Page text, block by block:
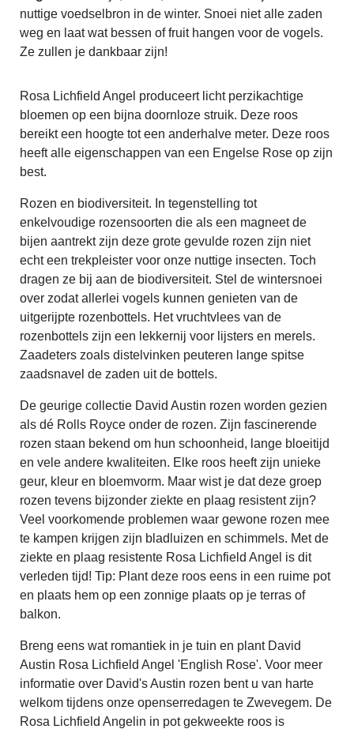
nuttige voedselbron in de winter. Snoei niet alle zaden
weg en laat wat bessen of fruit hangen voor de vogels.
Ze zullen je dankbaar zijn!
Rosa Lichfield Angel produceert licht perzikachtige
bloemen op een bijna doornloze struik. Deze roos
bereikt een hoogte tot een anderhalve meter. Deze roos
heeft alle eigenschappen van een Engelse Rose op zijn
best.
Rozen en biodiversiteit. In tegenstelling tot
enkelvoudige rozensoorten die als een magneet de
bijen aantrekt zijn deze grote gevulde rozen zijn niet
echt een trekpleister voor onze nuttige insecten. Toch
dragen ze bij aan de biodiversiteit. Stel de wintersnoei
over zodat allerlei vogels kunnen genieten van de
uitgerijpte rozenbottels. Het vruchtvlees van de
rozenbottels zijn een lekkernij voor lijsters en merels.
Zaadeters zoals distelvinken peuteren lange spitse
zaadsnavel de zaden uit de bottels.
De geurige collectie David Austin rozen worden gezien
als dé Rolls Royce onder de rozen. Zijn fascinerende
rozen staan bekend om hun schoonheid, lange bloeitijd
en vele andere kwaliteiten. Elke roos heeft zijn unieke
geur, kleur en bloemvorm. Maar wist je dat deze groep
rozen tevens bijzonder ziekte en plaag resistent zijn?
Veel voorkomende problemen waar gewone rozen mee
te kampen krijgen zijn bladluizen en schimmels. Met de
ziekte en plaag resistente Rosa Lichfield Angel is dit
verleden tijd! Tip: Plant deze roos eens in een ruime pot
en plaats hem op een zonnige plaats op je terras of
balkon.
Breng eens wat romantiek in je tuin en plant David
Austin Rosa Lichfield Angel 'English Rose'. Voor meer
informatie over David's Austin rozen bent u van harte
welkom tijdens onze openserredagen te Zwevegem. De
Rosa Lichfield Angelin in pot gekweekte roos is